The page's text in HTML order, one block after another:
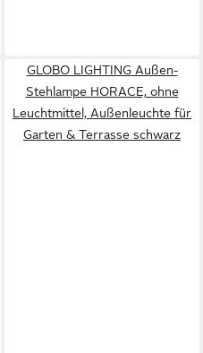
GLOBO LIGHTING Außen-
Stehlampe HORACE, ohne
Leuchtmittel, Außenleuchte für
Garten & Terrasse schwarz